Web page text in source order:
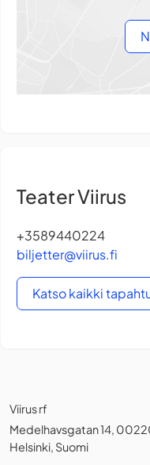
Teater Viirus
+3589440224
biljetter@viirus.fi
Katso kaikki
Viirus rf
Medelhavsgatan 14,
Helsinki, Suomi